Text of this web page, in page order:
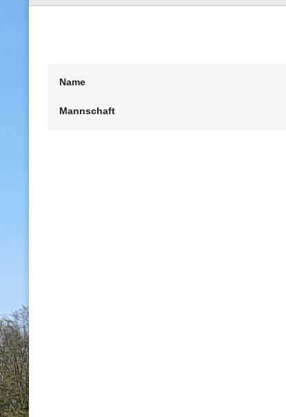
Name
Mannschaft